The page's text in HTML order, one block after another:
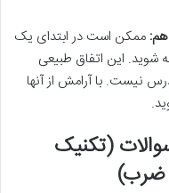
ممکن است در ابتدای یک
این اتفاق طبیعی
نیست. با آرامش از آنها
(تکنیک
ضرب)